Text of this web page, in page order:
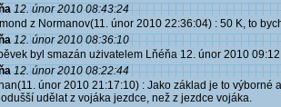
12. únor 2010 08:43:24
z Normanov(11. únor 2010 22:36:04) : 50 K, to
12. únor 2010 08:36:10
byl smazán użivatelem Lňéňa 12. únor 2010
12. únor 2010 08:22:44
únor 2010 21:17:10) : Jako základ je to výborné
udělat z vojáka jezdce, než z jezdce vojáka.